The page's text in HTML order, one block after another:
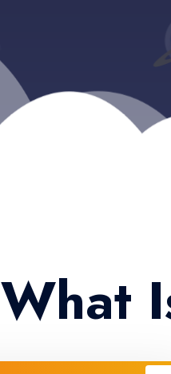
What